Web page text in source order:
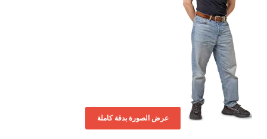
عرض الصورة بدقة كاملة